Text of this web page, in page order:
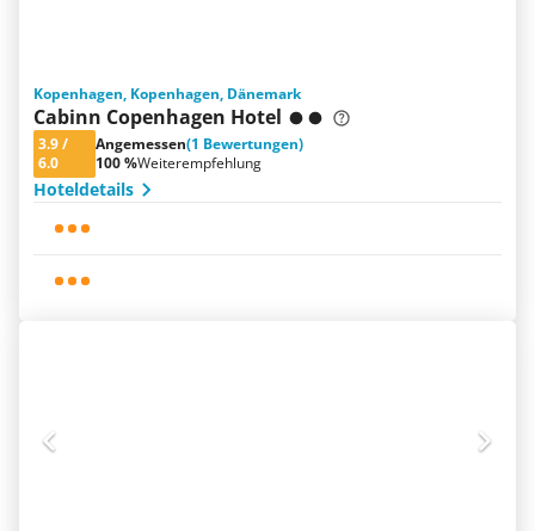
Kopenhagen, Kopenhagen, Dänemark
Cabinn Copenhagen Hotel
3.9/
6.0
Angemessen(1 Bewertungen)
100 %Weiterempfehlung
Hoteldetails